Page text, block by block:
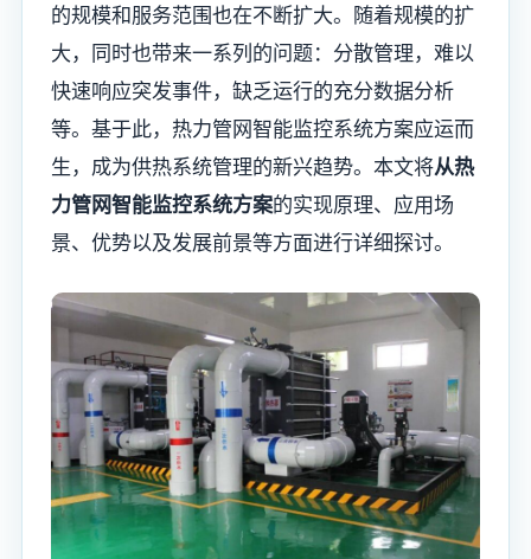
的规模和服务范围也在不断扩大。随着规模的扩
大，同时也带来一系列的问题：分散管理，难以
快速响应突发事件，缺乏运行的充分数据分析
等。基于此，热力管网智能监控系统方案应运而
生，成为供热系统管理的新兴趋势。本文将从热
力管网智能监控系统方案的实现原理、应用场
景、优势以及发展前景等方面进行详细探讨。